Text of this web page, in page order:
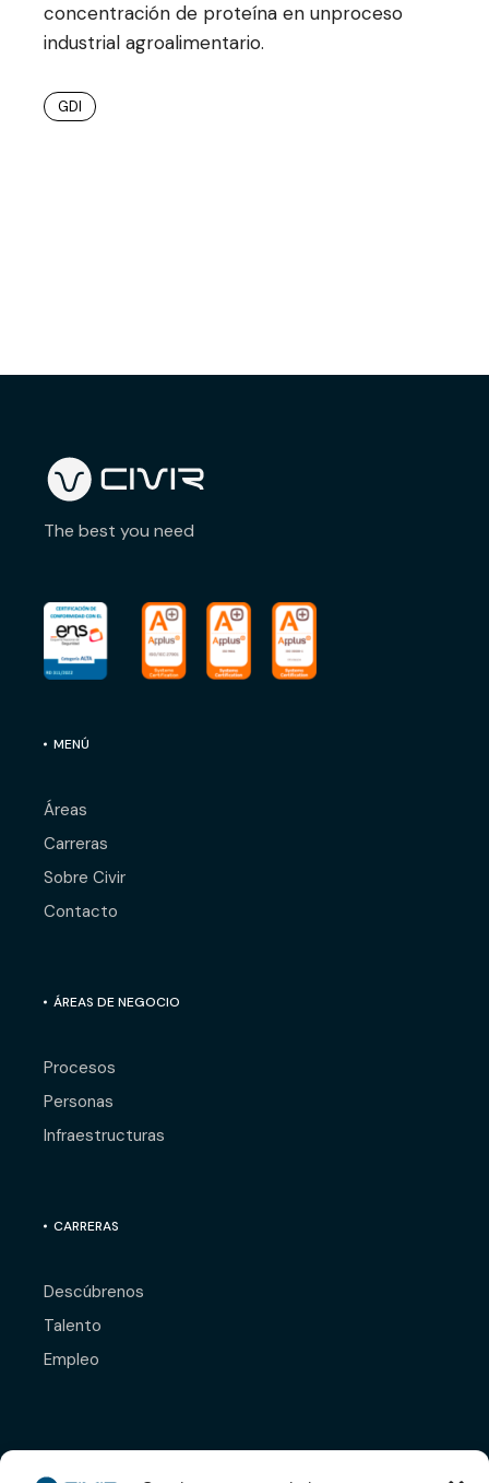
concentración de proteína en unproceso
industrial agroalimentario.
GDI
The best you need
MENÚ
Áreas
Carreras
Sobre Civir
Contacto
ÁREAS DE NEGOCIO
Procesos
Personas
Infraestructuras
CARRERAS
Descúbrenos
Talento
Empleo
Déjanos tu CV y nos